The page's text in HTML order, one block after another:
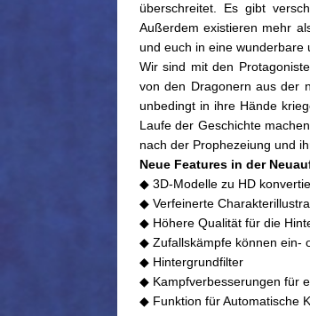
überschreitet. Es gibt
Außerdem existieren mehr
und euch in eine wunderbare
Wir sind mit den
von den Dragonern aus der
unbedingt in ihre Hände
Laufe der Geschichte
nach der Prophezeiung und
Neue Features in der
◆ 3D-Modelle zu HD
◆ Verfeinerte
◆ Höhere Qualität für die
◆ Zufallskämpfe können ein-
◆ Hintergrundfilter
◆ Kampfverbesserungen für
◆ Funktion für Automatische